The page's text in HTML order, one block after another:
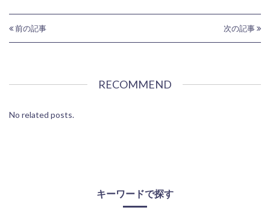
前の記事 次の記事
RECOMMEND
No related posts.
キーワードで探す